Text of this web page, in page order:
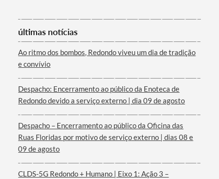
últimas notícias
Ao ritmo dos bombos, Redondo viveu um dia de tradição
e convívio
Despacho: Encerramento ao público da Enoteca de
Redondo devido a serviço externo | dia 09 de agosto
Despacho – Encerramento ao público da Oficina das
Ruas Floridas por motivo de serviço externo | dias 08 e
09 de agosto
CLDS-5G Redondo + Humano | Eixo 1: Ação 3 –